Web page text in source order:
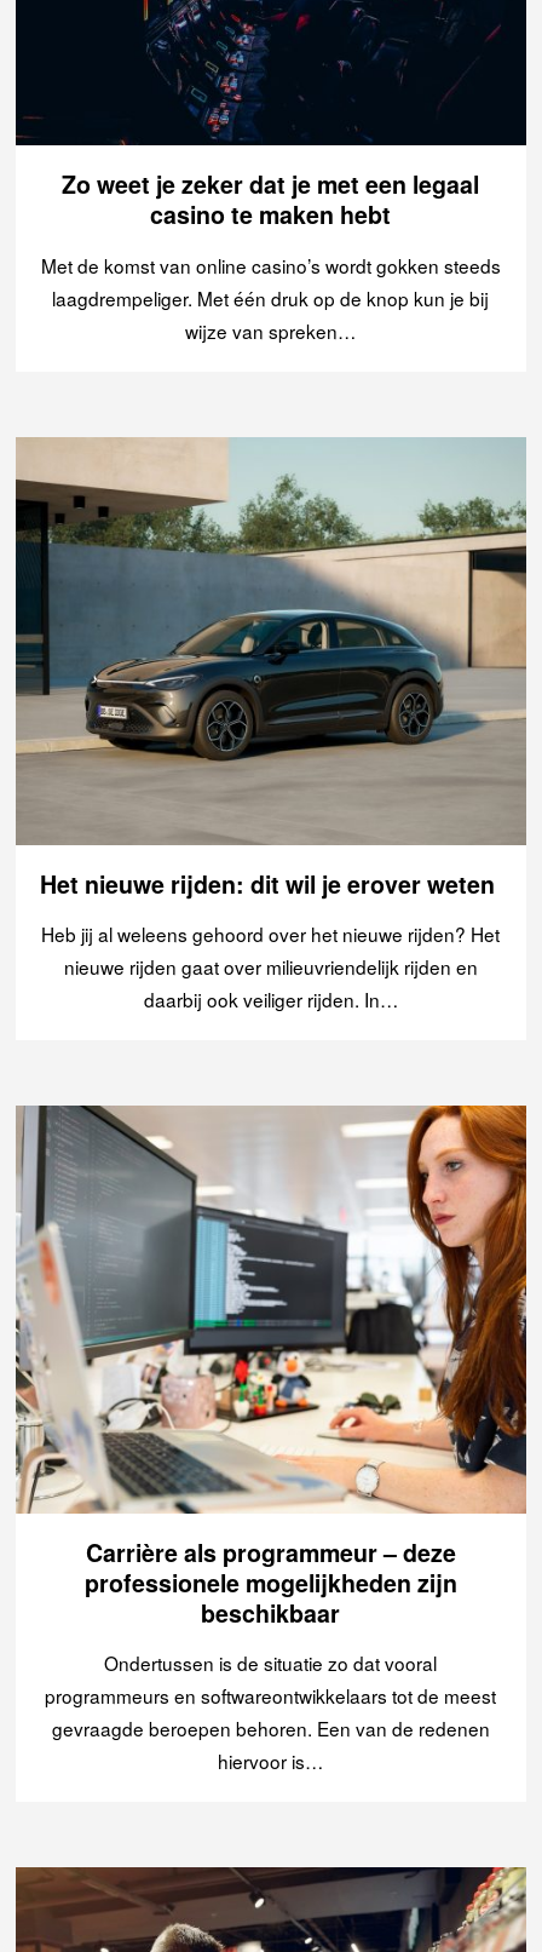
Zo weet je zeker dat je met een legaal
casino te maken hebt
Met de komst van online casino’s wordt gokken steeds
laagdrempeliger. Met één druk op de knop kun je bij
wijze van spreken…
Het nieuwe rijden: dit wil je erover weten
Heb jij al weleens gehoord over het nieuwe rijden? Het
nieuwe rijden gaat over milieuvriendelijk rijden en
daarbij ook veiliger rijden. In…
Carrière als programmeur – deze
professionele mogelijkheden zijn
beschikbaar
Ondertussen is de situatie zo dat vooral
programmeurs en softwareontwikkelaars tot de meest
gevraagde beroepen behoren. Een van de redenen
hiervoor is…